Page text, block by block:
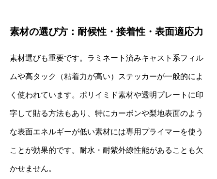
素材の選び方：耐候性・接着性・表面適応力
素材選びも重要です。ラミネート済みキャスト系フィル
ムや高タック（粘着力が高い）ステッカーが一般的によ
く使われています。ポリイミド素材や透明プレートに印
字して貼る方法もあり、特にカーボンや梨地表面のよう
な表面エネルギーが低い素材には専用プライマーを使う
ことが効果的です。耐水・耐紫外線性能があることも欠
かせません。